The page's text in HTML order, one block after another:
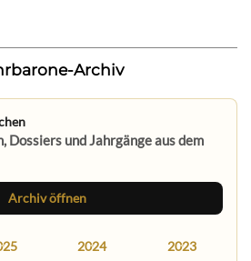
Archiv
Dossiers und Jahrgänge aus dem
Archiv öffnen
2024 2023